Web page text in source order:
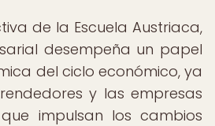
de la Escuela Austriaca,
desempeña un papel
del ciclo económico, ya
y las empresas
impulsan los cambios